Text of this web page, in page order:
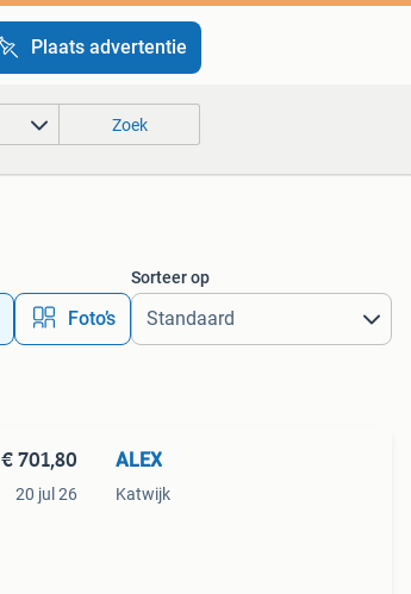
Plaats advertentie
Zoek
Foto’s
Sorteer op
€ 701,80
20 jul 26
ALEX
Katwijk